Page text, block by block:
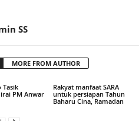
SS
MORE FROM AUTHOR
Tasik
PM Anwar
Rakyat manfaat SARA
untuk persiapan Tahun
Baharu Cina, Ramadan